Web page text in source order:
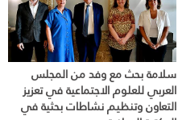
سلامة بحث مع وفد من المجلس
العربي للعلوم الاجتماعية في تعزيز
التعاون وتنظيم نشاطات بحثية في